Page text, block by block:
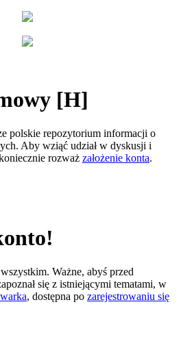
[H]
polskie repozytorium informacji o
Aby wziąć udział w dyskusji i
rozważ założenie konta.
Ważne, abyś przed
się z istniejącymi tematami, w
, dostępna po zarejestrowaniu się